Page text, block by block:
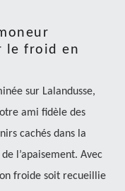
le froid en
sur Lalandusse,
ami fidèle des
cachés dans la
l’apaisement. Avec
froide soit recueillie